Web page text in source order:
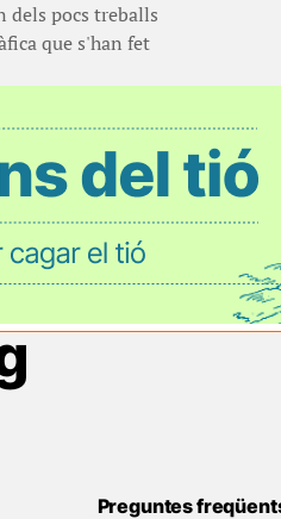
dels pocs treballs
que s'han fet
Preguntes